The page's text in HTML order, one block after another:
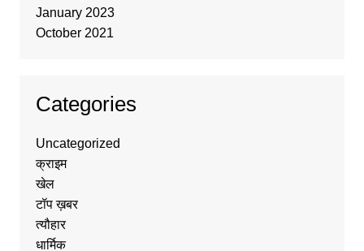
January 2023
October 2021
Categories
Uncategorized
क्राइम
खेल
टॉप ख़बर
त्यौहार
धार्मिक